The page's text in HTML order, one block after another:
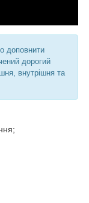
доповнити
дорогий
внутрішня та